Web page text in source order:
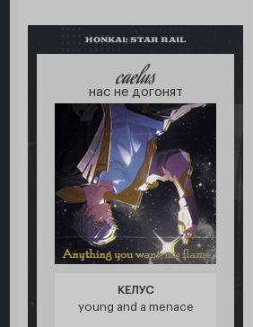
HONKAI: STAR RAIL
caelus
нас не догонят
КЕЛУС
young and a menace